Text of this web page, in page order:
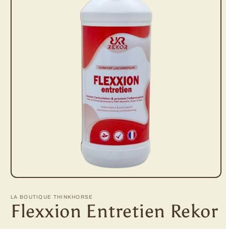
Ouvrir
média
1
dans
une
LA BOUTIQUE THINKHORSE
Flexxion Entretien Rekor